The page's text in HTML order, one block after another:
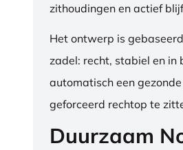
zithoudingen en actief
Het ontwerp is
zadel: recht, stabiel en in
automatisch een
geforceerd rechtop te
Duurzaam